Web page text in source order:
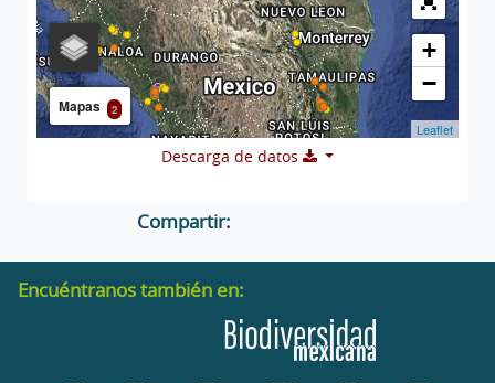
+
−
Mapas 2
Leaflet
Descarga de datos
Compartir:
Encuéntranos también en: